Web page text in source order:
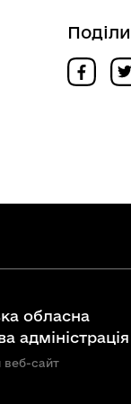
обласна
адміністрація
веб-сайт